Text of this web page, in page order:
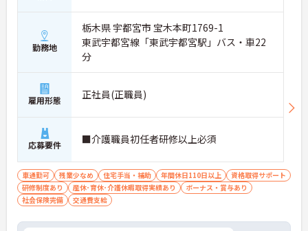
勤務地
栃木県 宇都宮市 宝木本町1769-1
東武宇都宮線「東武宇都宮駅」バス・車22
分
雇用形態 正社員(正職員)
応募要件 ■介護職員初任者研修以上必須
車通勤可 残業少なめ 住宅手当・補助 年間休日110日以上
資格取得サポート
研修制度あり
産休･育休･介護休暇取得実績あり
ボーナス・賞与あり
社会保険完備
交通費支給